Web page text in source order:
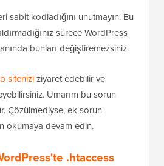
sabit kodladığını unutmayın. Bu
sürece WordPress
bunları değiştiremezsiniz.
siteniziziyaret edebilir ve
Umarım bu sorun
Çözülmediyse, ek sorun
okumaya devam edin.
.htaccess